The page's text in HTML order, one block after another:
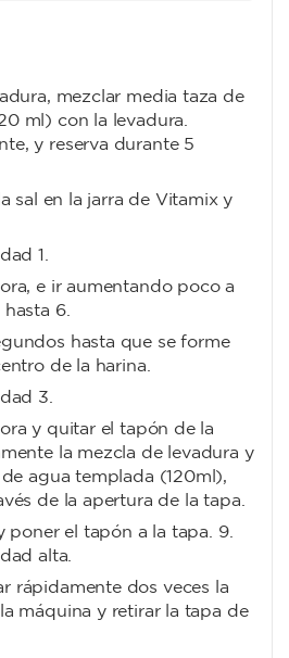
mezclar media taza de
ml) con la levadura.
y reserva durante 5
sal en la jarra de Vitamix y
1.
e ir aumentando poco a
6.
hasta que se forme
de la harina.
3.
y quitar el tapón de la
la mezcla de levadura y
agua templada (120ml),
de la apertura de la tapa.
poner el tapón a la tapa. 9.
alta.
rápidamente dos veces la
máquina y retirar la tapa de